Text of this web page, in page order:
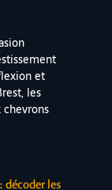
et
les
décoder les